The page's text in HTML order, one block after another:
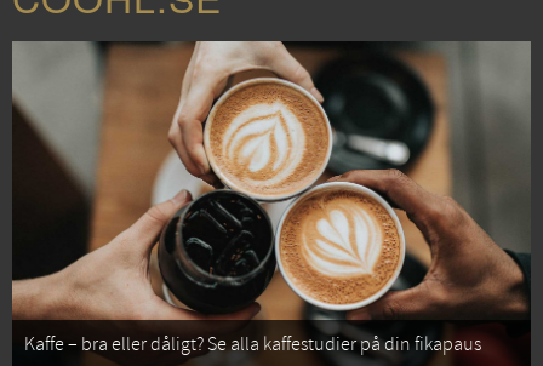
Kaffe – bra eller dåligt? Se alla kaffestudier på din fikapaus